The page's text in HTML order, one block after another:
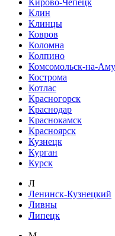
Кирово-Чепецк
Клин
Клинцы
Ковров
Коломна
Колпино
Комсомольск-на-
Кострома
Котлас
Красногорск
Краснодар
Краснокамск
Красноярск
Кузнецк
Курган
Курск
Л
Ленинск-Кузнецкий
Ливны
Липецк